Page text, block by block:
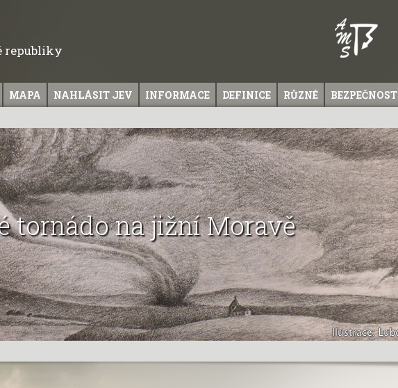
republiky
MAPA NAHLÁSIT JEV INFORMACE DEFINICE RŮZNÉ BEZPEČNOST
tornádo na jižní Moravě